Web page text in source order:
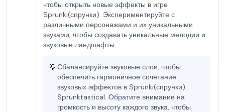
чтобы открыть новые эффекты в игре
Sprunki(спрунки). Экспериментируйте с
различными персонажами и их уникальными
звуками, чтобы создавать уникальные мелодии и
звуковые ландшафты.
💡Сбалансируйте звуковые слои, чтобы
обеспечить гармоничное сочетание
звуковых эффектов в Sprunki(спрунки)
Sprunktastical. Обратите внимание на
громкость и высоту каждого звука, чтобы